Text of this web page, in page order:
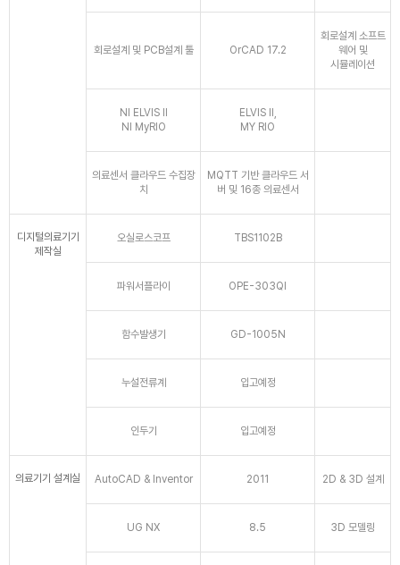
회로설계 및 PCB설계 툴 OrCAD 17.2
회로설계 소프트
웨어 및
시뮬레이션
NI ELVIS II
NI MyRIO
ELVIS II,
MY RIO
의료센서 클라우드 수집장
치
MQTT 기반 클라우드 서
버 및 16종 의료센서
디지털의료기기
제작실
오실로스코프 TBS1102B
파워서플라이 OPE-303QI
함수발생기 GD-1005N
누설전류계 입고예정
인두기 입고예정
의료기기 설계실 AutoCAD & Inventor 2011 2D & 3D 설계
UG NX 8.5 3D 모델링